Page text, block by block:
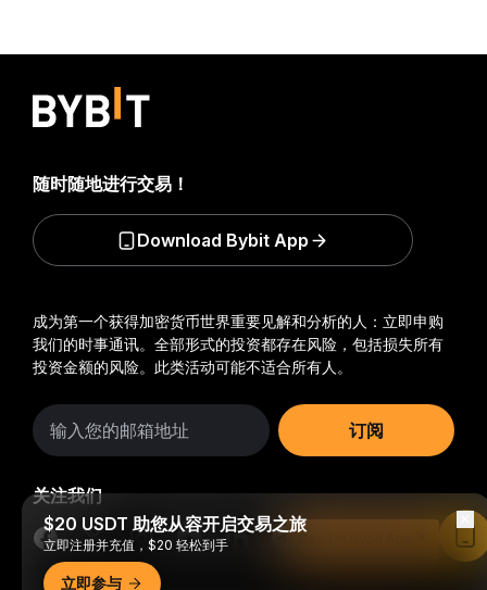
成为第一个获得加密货币世界重要见解和分析的人：立即申购
我们的时事通讯。 全部形式的投资都存在风险，包括损失所有
投资金额的风险。此类活动可能不适合所有人。
订阅
关注我们
随时随地进行交易！
Download Bybit App
$20 USDT 助您从容开启交易之旅
立即注册并充值，$20 轻松到手
立即参与